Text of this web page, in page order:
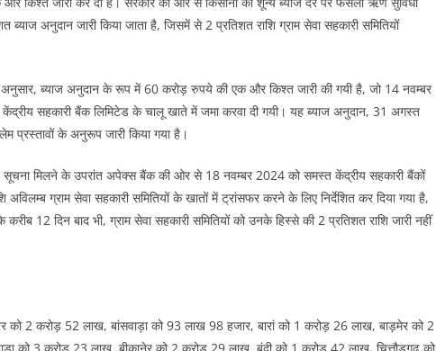
अनुदान जारी किया जाता है, जिसमें से 2 प्रतिशत राशि ग्राम सेवा सहकारी समितियों
ब्याज अनुदान के रूप में 60 करोड़ रुपये की एक और किश्त जारी की गयी है, जो 14 नवम्बर
केंद्रीय सहकारी बैंक लिमिटेड के चालू खाते में जमा करवा दी गयी। यह ब्याज अनुदान, 31 अगस्त
प्रस्तावों के अनुरूप जारी किया गया है।
सूचना मिलने के उपरांत अपेक्स बैंक की ओर से 18 नवम्बर 2024 को समस्त केंद्रीय सहकारी बैंकों
अविलम्ब ग्राम सेवा सहकारी समितियों के खातों में ट्रांसफर करने के लिए निर्देशित कर दिया गया है,
करीब 12 दिन बाद भी, ग्राम सेवा सहकारी समितियों को उनके हिस्से की 2 प्रतिशत राशि जारी नहीं
2 करोड़ 52 लाख, बांसवाड़ा को 93 लाख 98 हजार, बारां को 1 करोड़ 26 लाख, बाड़मेर को 2